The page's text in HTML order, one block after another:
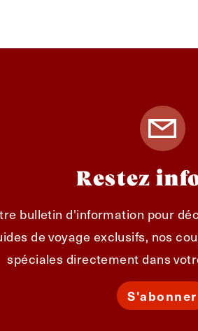
Restez
bulletin d'information pour
de voyage exclusifs, nos
spéciales directement dans
S'abonner